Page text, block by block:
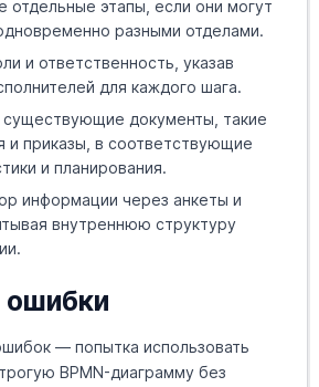
отдельные этапы, если они могут
разными отделами.
и ответственность, указав
для каждого шага.
существующие документы, такие
и приказы, в соответствующие
и планирования.
информации через анкеты и
внутреннюю структуру
ошибки
— попытка использовать
BPMN-диаграмму без